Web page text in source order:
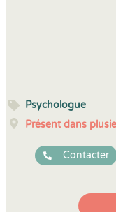
Psychologue
Présent dans
Contacter